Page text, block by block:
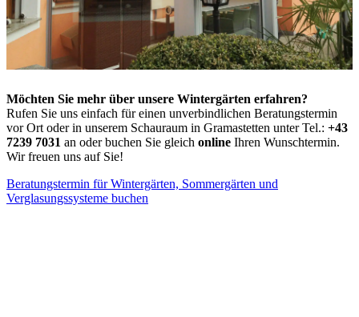
Möchten Sie mehr über unsere Wintergärten erfahren?
Rufen Sie uns einfach für einen unverbindlichen Beratungstermin
vor Ort oder in unserem Schauraum in Gramastetten unter Tel.: +43
7239 7031 an oder buchen Sie gleich online Ihren Wunschtermin.
Wir freuen uns auf Sie!
Beratungstermin für Wintergärten, Sommergärten und
Verglasungssysteme buchen